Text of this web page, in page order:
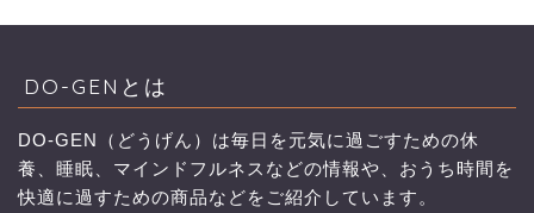
DO-GENとは
DO-GEN（どうげん）は毎日を元気に過ごすための休
養、睡眠、マインドフルネスなどの情報や、おうち時間を
快適に過すための商品などをご紹介しています。